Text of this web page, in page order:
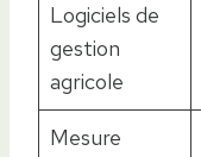
Logiciels de
gestion
agricole
Mesure